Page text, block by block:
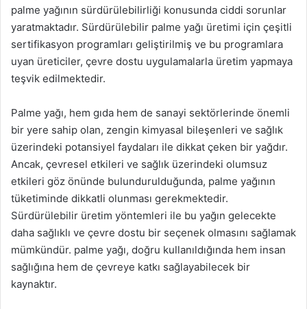
palme yağının sürdürülebilirliği konusunda ciddi sorunlar
yaratmaktadır. Sürdürülebilir palme yağı üretimi için çeşitli
sertifikasyon programları geliştirilmiş ve bu programlara
uyan üreticiler, çevre dostu uygulamalarla üretim yapmaya
teşvik edilmektedir.
Palme yağı, hem gıda hem de sanayi sektörlerinde önemli
bir yere sahip olan, zengin kimyasal bileşenleri ve sağlık
üzerindeki potansiyel faydaları ile dikkat çeken bir yağdır.
Ancak, çevresel etkileri ve sağlık üzerindeki olumsuz
etkileri göz önünde bulundurulduğunda, palme yağının
tüketiminde dikkatli olunması gerekmektedir.
Sürdürülebilir üretim yöntemleri ile bu yağın gelecekte
daha sağlıklı ve çevre dostu bir seçenek olmasını sağlamak
mümkündür. palme yağı, doğru kullanıldığında hem insan
sağlığına hem de çevreye katkı sağlayabilecek bir
kaynaktır.